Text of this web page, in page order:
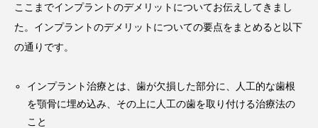
ここまでインプラントのデメリットについてお伝えしてきまし
た。インプラントのデメリットについての要点をまとめると以下
の通りです。
インプラント治療とは、歯が欠損した部分に、人工的な歯根
を顎骨に埋め込み、その上に人工の歯を取り付ける治療法の
こと